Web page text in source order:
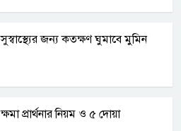
সুস্বাস্থ্যের জন্য কতক্ষণ ঘুমাবে মুমিন
ক্ষমা প্রার্থনার নিয়ম ও ৫ দোয়া